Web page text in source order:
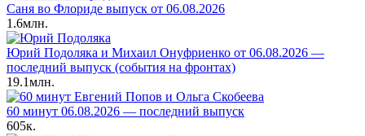
Саня во Флориде выпуск от 06.08.2026
1.6млн.
Юрий Подоляка и Михаил Онуфриенко от 06.08.2026 —
последний выпуск (события на фронтах)
19.1млн.
60 минут 06.08.2026 — последний выпуск
605к.